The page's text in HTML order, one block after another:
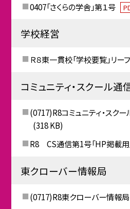
0407「さくらの学舎」第１号
学校経営
Ｒ８東一貫校「学校要覧」リー
コミュニティ・スクール通
(0717)R8コミュニティ・スク
(318 KB)
R8 CS通信第1号「HP掲載用」
東クローバー情報局
(0717)R8東クローバー情報